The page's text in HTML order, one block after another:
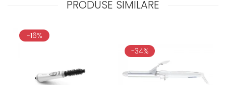
PRODUSE SIMILARE
-16%
-34%